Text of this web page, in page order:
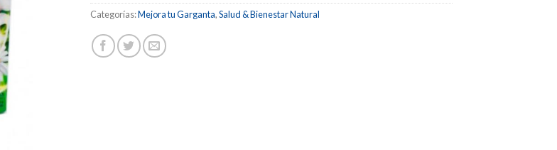
Categorías:Mejora tu Garganta,Salud & Bienestar Natural